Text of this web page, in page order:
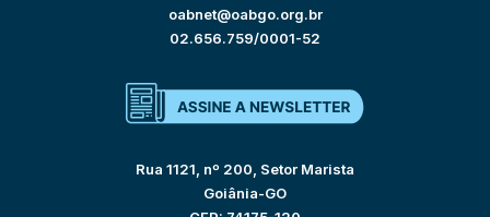
oabnet@oabgo.org.br
02.656.759/0001-52
Rua 1121, nº 200, Setor Marista
Goiânia-GO